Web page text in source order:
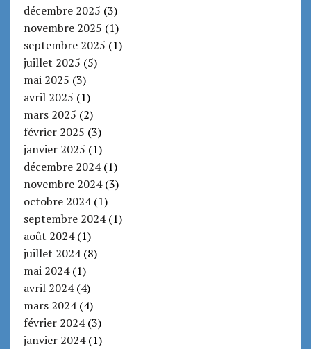
décembre 2025 (3)
novembre 2025 (1)
septembre 2025 (1)
juillet 2025 (5)
mai 2025 (3)
avril 2025 (1)
mars 2025 (2)
février 2025 (3)
janvier 2025 (1)
décembre 2024(1)
novembre 2024(3)
octobre 2024(1)
septembre 2024(1)
août 2024(1)
juillet 2024(8)
mai 2024(1)
avril 2024(4)
mars 2024(4)
février 2024(3)
janvier 2024(1)